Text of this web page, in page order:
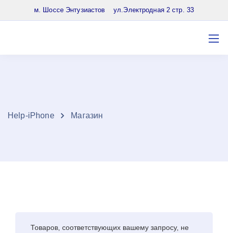
8 (903) 961-65-64
м. Шоссе Энтузиастов ул.Электродная 2 стр. 33
Нelp-iPhone Магазин
Товаров, соответствующих вашему запросу, не